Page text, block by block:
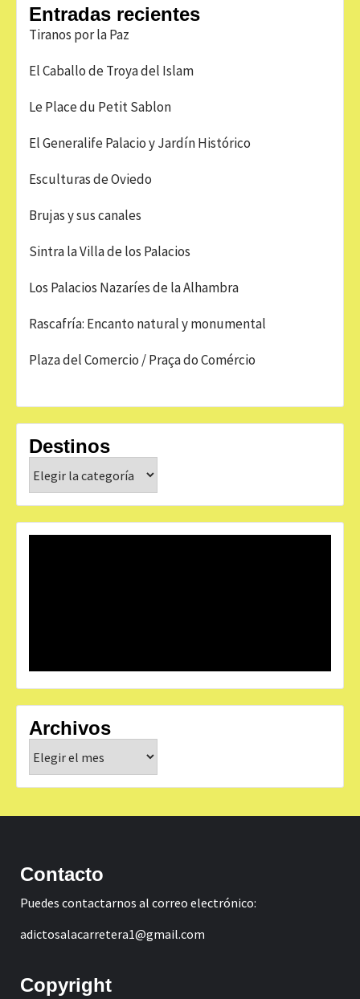
Entradas recientes
Tiranos por la Paz
El Caballo de Troya del Islam
Le Place du Petit Sablon
El Generalife Palacio y Jardín Histórico
Esculturas de Oviedo
Brujas y sus canales
Sintra la Villa de los Palacios
Los Palacios Nazaríes de la Alhambra
Rascafría: Encanto natural y monumental
Plaza del Comercio / Praça do Comércio
Destinos
Archivos
Contacto
Puedes contactarnos al correo electrónico:
adictosalacarretera1@gmail.com
Copyright